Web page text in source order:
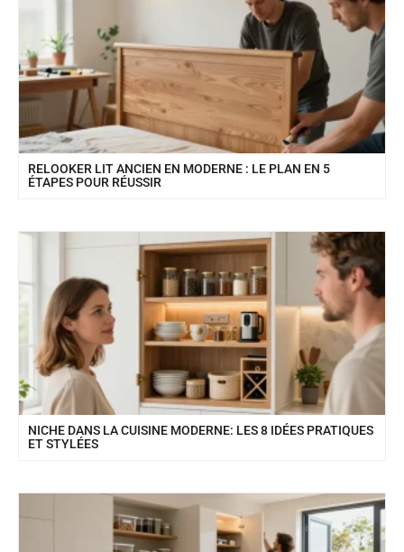
RELOOKER LIT ANCIEN EN MODERNE : LE PLAN EN 5
ÉTAPES POUR RÉUSSIR
NICHE DANS LA CUISINE MODERNE: LES 8 IDÉES PRATIQUES
ET STYLÉES